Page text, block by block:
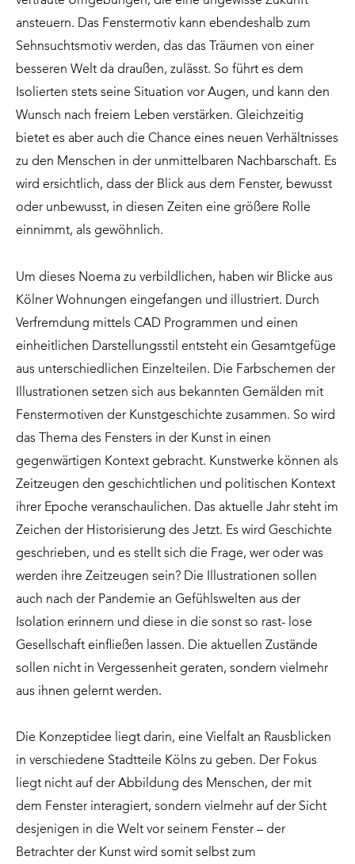
ansteuern. Das Fenstermotiv kann ebendeshalb zum
Sehnsuchtsmotiv werden, das das Träumen von einer
besseren Welt da draußen, zulässt. So führt es dem
Isolierten stets seine Situation vor Augen, und kann den
Wunsch nach freiem Leben verstärken. Gleichzeitig
bietet es aber auch die Chance eines neuen Verhältnisses
zu den Menschen in der unmittelbaren Nachbarschaft. Es
wird ersichtlich, dass der Blick aus dem Fenster, bewusst
oder unbewusst, in diesen Zeiten eine größere Rolle
einnimmt, als gewöhnlich.
Um dieses Noema zu verbildlichen, haben wir Blicke aus
Kölner Wohnungen eingefangen und illustriert. Durch
Verfremdung mittels CAD Programmen und einen
einheitlichen Darstellungsstil entsteht ein Gesamtgefüge
aus unterschiedlichen Einzelteilen. Die Farbschemen der
Illustrationen setzen sich aus bekannten Gemälden mit
Fenstermotiven der Kunstgeschichte zusammen. So wird
das Thema des Fensters in der Kunst in einen
gegenwärtigen Kontext gebracht. Kunstwerke können als
Zeitzeugen den geschichtlichen und politischen Kontext
ihrer Epoche veranschaulichen. Das aktuelle Jahr steht im
Zeichen der Historisierung des Jetzt. Es wird Geschichte
geschrieben, und es stellt sich die Frage, wer oder was
werden ihre Zeitzeugen sein? Die Illustrationen sollen
auch nach der Pandemie an Gefühlswelten aus der
Isolation erinnern und diese in die sonst so rast- lose
Gesellschaft einfließen lassen. Die aktuellen Zustände
sollen nicht in Vergessenheit geraten, sondern vielmehr
aus ihnen gelernt werden.
Die Konzeptidee liegt darin, eine Vielfalt an Rausblicken
in verschiedene Stadtteile Kölns zu geben. Der Fokus
liegt nicht auf der Abbildung des Menschen, der mit
dem Fenster interagiert, sondern vielmehr auf der Sicht
desjenigen in die Welt vor seinem Fenster – der
Betrachter der Kunst wird somit selbst zum